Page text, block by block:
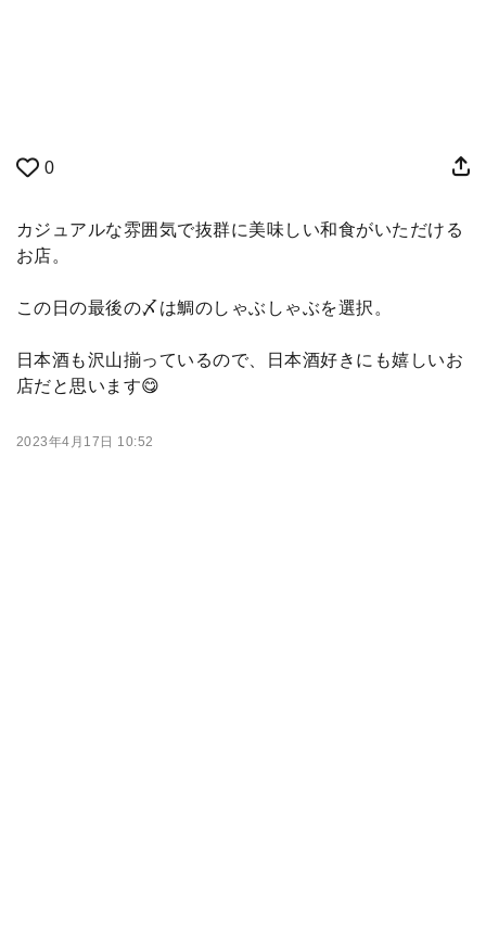
0
カジュアルな雰囲気で抜群に美味しい和食がいただける
お店。
この日の最後の〆は鯛のしゃぶしゃぶを選択。
日本酒も沢山揃っているので、日本酒好きにも嬉しいお
店だと思います😋
2023年4月17日 10:52